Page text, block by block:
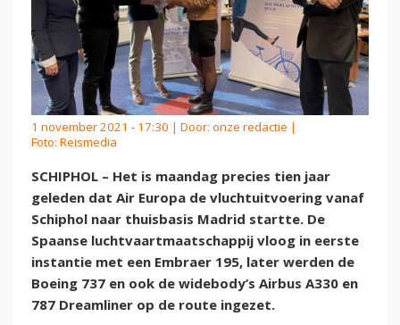
1 november 2021 - 17:30 | Door: onze redactie |
Foto: Reismedia
SCHIPHOL – Het is maandag precies tien jaar
geleden dat Air Europa de vluchtuitvoering vanaf
Schiphol naar thuisbasis Madrid startte. De
Spaanse luchtvaartmaatschappij vloog in eerste
instantie met een Embraer 195, later werden de
Boeing 737 en ook de widebody’s Airbus A330 en
787 Dreamliner op de route ingezet.